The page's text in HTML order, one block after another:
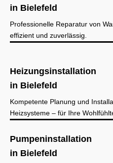
in Bielefeld
Professionelle Reparatur von
effizient und zuverlässig.
Heizungsinstallation
in Bielefeld
Kompetente Planung und
Heizsysteme – für Ihre
Pumpeninstallation
in Bielefeld